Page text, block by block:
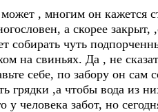
, многим он кажется
а скорее закрыт,
собирать чуть
на свиньях. Да , не
себе, по забору он
грядки ,а чтобы вода из
у человека забот, но